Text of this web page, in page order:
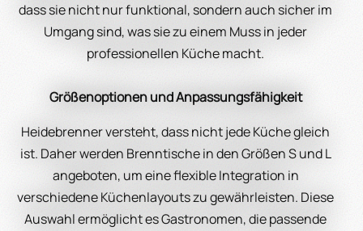
dass sie nicht nur funktional, sondern auch sicher im
Umgang sind, was sie zu einem Muss in jeder
professionellen Küche macht.
Größenoptionen und Anpassungsfähigkeit
Heidebrenner versteht, dass nicht jede Küche gleich
ist. Daher werden Brenntische in den Größen S und L
angeboten, um eine flexible Integration in
verschiedene Küchenlayouts zu gewährleisten. Diese
Auswahl ermöglicht es Gastronomen, die passende